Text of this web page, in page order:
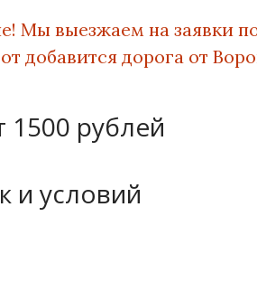
Мы выезжаем на заявки
добавится дорога от
рублей
и условий